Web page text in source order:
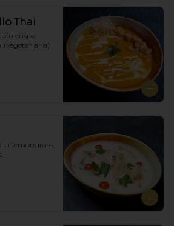
Thai
crispy,
(vegetariana)
lemongrass,